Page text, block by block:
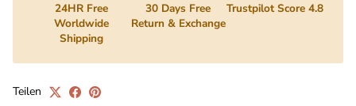
24HR Free
Worldwide
Shipping
30 Days Free
Return & Exchange
Trustpilot Score 4.8
Teilen